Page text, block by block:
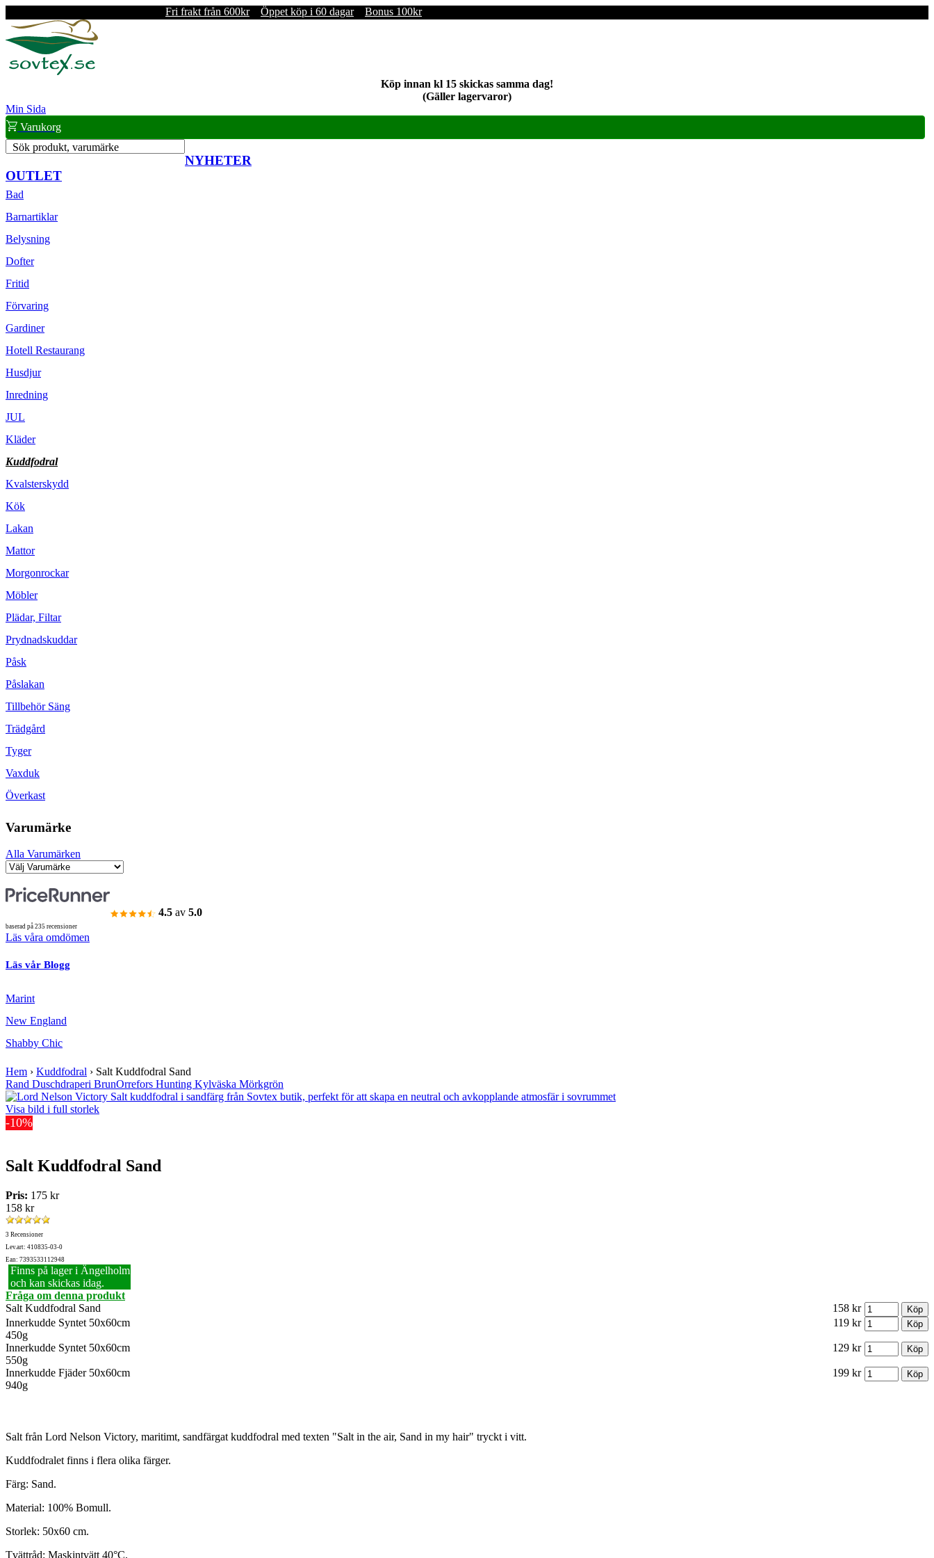
Fri frakt från 600kr Öppet köp i 60 dagar Bonus 100kr
Köp innan kl 15 skickas samma dag!
(Gäller lagervaror)
Min Sida
Varukorg
Sök produkt, varumärke
NYHETER
OUTLET
Bad
Barnartiklar
Belysning
Dofter
Fritid
Förvaring
Gardiner
Hotell Restaurang
Husdjur
Inredning
JUL
Kläder
Kuddfodral
Kvalsterskydd
Kök
Lakan
Mattor
Morgonrockar
Möbler
Plädar, Filtar
Prydnadskuddar
Påsk
Påslakan
Tillbehör Säng
Trädgård
Tyger
Vaxduk
Överkast
Varumärke
Alla Varumärken
4.5 av 5.0
baserad på 235 recensioner
Läs våra omdömen
Läs vår Blogg
Marint
New England
Shabby Chic
Hem › Kuddfodral › Salt Kuddfodral Sand
Rand Duschdraperi BrunOrrefors Hunting Kylväska Mörkgrön
Visa bild i full storlek
-10%
Salt Kuddfodral Sand
Pris: 175 kr
158 kr
3 Recensioner
Lev.art: 410835-03-0
Ean: 7393533112948
Finns på lager i Ängelholm
och kan skickas idag.
Fråga om denna produkt
Salt Kuddfodral Sand
158 kr
Innerkudde Syntet 50x60cm
450g
119 kr
Innerkudde Syntet 50x60cm
550g
129 kr
Innerkudde Fjäder 50x60cm
940g
199 kr
Salt från Lord Nelson Victory, maritimt, sandfärgat kuddfodral med texten "Salt in the air, Sand in my hair" tryckt i vitt.
Kuddfodralet finns i flera olika färger.
Färg: Sand.
Material: 100% Bomull.
Storlek: 50x60 cm.
Tvättråd: Maskintvätt 40°C.